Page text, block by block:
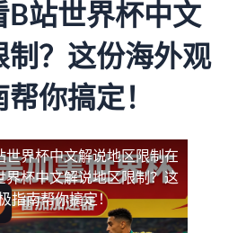
B站世界杯中文
制？这份海外观
你搞定！
世界杯中文解说地区限制在
界杯中文解说地区限制？这
指南帮你搞定！